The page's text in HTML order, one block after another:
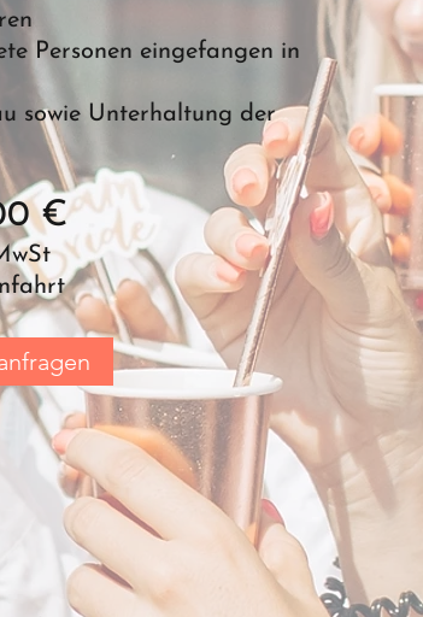
Personen eingefangen in
sowie Unterhaltung der
€